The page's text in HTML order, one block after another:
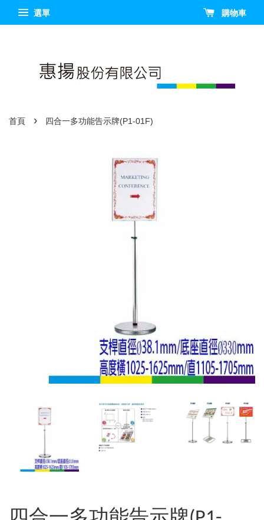
選單 購物車
首頁 › 四合一多功能告示牌(P1-01F)